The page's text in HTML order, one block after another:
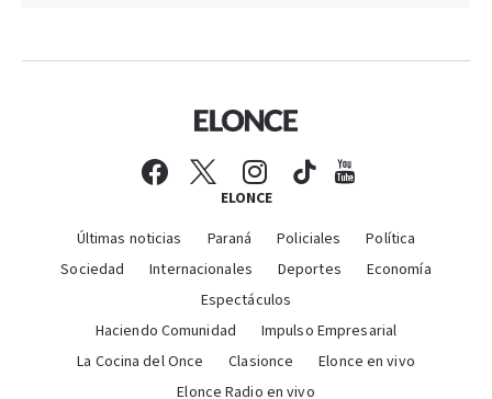
ELONCE
Últimas noticias Paraná Policiales
Política
Sociedad
Internacionales Deportes
Economía
Espectáculos
Haciendo Comunidad
Impulso Empresarial
La Cocina del Once
Clasionce
Elonce en vivo
Elonce Radio en vivo